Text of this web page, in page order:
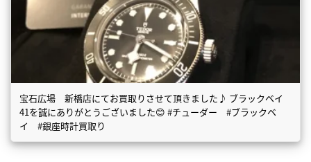
宝石広場 新橋店にてお買取りさせて頂きました♪ ブラックベイ
41を誠にありがとうございました😊 #チューダー #ブラックベ
イ #銀座時計買取り